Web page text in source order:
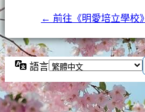
← 前往《明愛培立學校》
語言